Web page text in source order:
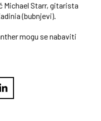
Michael Starr, gitarista
(bubnjevi).
mogu se nabaviti